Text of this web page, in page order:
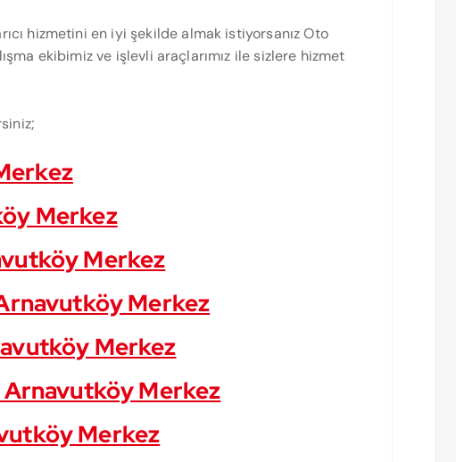
hizmetini en iyi şekilde almak istiyorsanız Oto
ekibimiz ve işlevli araçlarımız ile sizlere hizmet
Merkez
Merkez
Merkez
Merkez
Arnavutköy Merkez
Merkez